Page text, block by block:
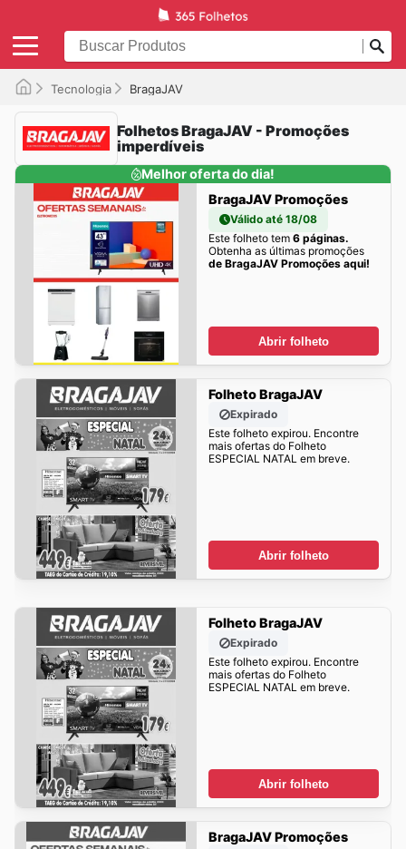
Tecnologia BragaJAV
Folhetos BragaJAV - Promoções
imperdíveis
Melhor oferta do dia!
BragaJAV Promoções
Válido até 18/08
Este folheto tem 6 páginas.
Obtenha as últimas promoções
de BragaJAV Promoções aqui!
Abrir folheto
Folheto BragaJAV
Expirado
Este folheto expirou. Encontre
mais ofertas do Folheto
ESPECIAL NATAL em breve.
Abrir folheto
Folheto BragaJAV
Expirado
Este folheto expirou. Encontre
mais ofertas do Folheto
ESPECIAL NATAL em breve.
Abrir folheto
BragaJAV Promoções